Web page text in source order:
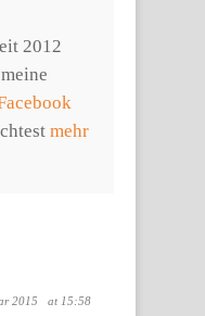
2012
mehr
2015 at 15:58